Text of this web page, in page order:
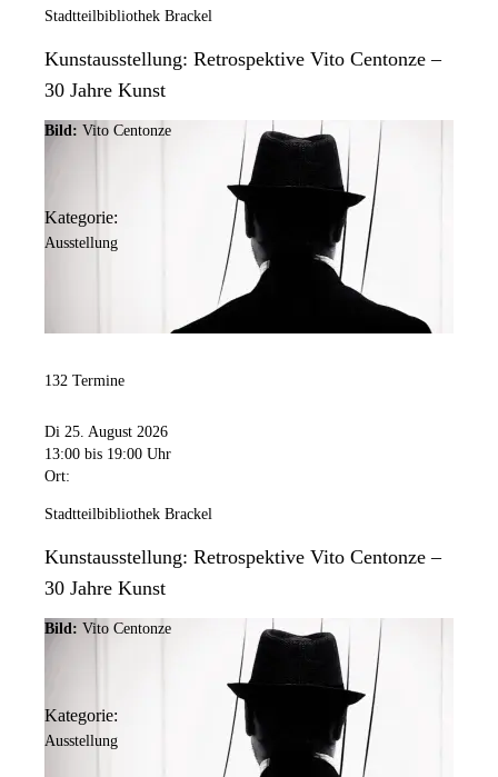
Stadtteilbibliothek Brackel
Kunstausstellung: Retrospektive Vito Centonze –
30 Jahre Kunst
Bild: Vito Centonze
Kategorie:
Ausstellung
132 Termine
Di 25. August 2026
13:00 bis 19:00 Uhr
Ort:
Stadtteilbibliothek Brackel
Kunstausstellung: Retrospektive Vito Centonze –
30 Jahre Kunst
Bild: Vito Centonze
Kategorie:
Ausstellung